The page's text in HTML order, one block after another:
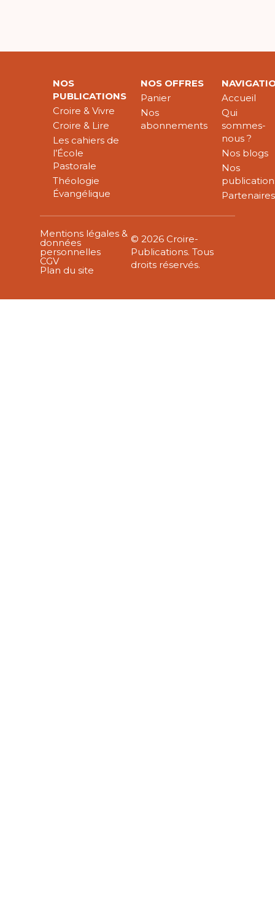
NOS
PUBLICATIONS
Croire & Vivre
Croire & Lire
Les cahiers de
l’École
Pastorale
Théologie
Évangélique
NOS OFFRES
Panier
Nos
abonnements
Accueil
Qui
sommes-
nous ?
Nos blogs
Nos
Partenaires
Mentions légales &
données
personnelles
CGV
Plan du site
© 2026 Croire-
Publications. Tous
droits réservés.